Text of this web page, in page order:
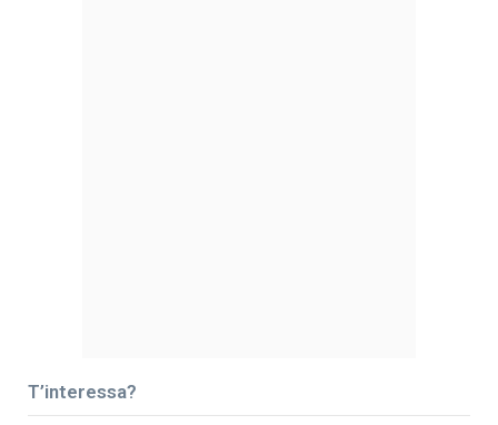
T’interessa?